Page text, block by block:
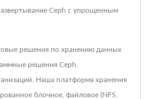
Ceph с упрощенным
решения по хранению данных
решения Ceph,
Наша платформа хранения
блочное, файловое (NFS,